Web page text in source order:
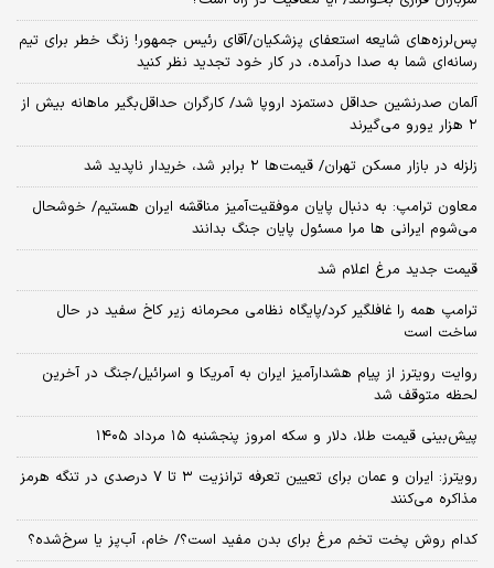
پس‌لرزه‌های شایعه استعفای پزشکیان/آقای رئیس جمهور! زنگ خطر برای تیم
رسانه‌ای شما به صدا درآمده، در کار خود تجدید نظر کنید
آلمان صدرنشین حداقل دستمزد اروپا شد/ کارگران حداقل‌بگیر ماهانه بیش از
۲ هزار یورو می‌گیرند
زلزله در بازار مسکن تهران/ قیمت‌ها ۲ برابر شد، خریدار ناپدید شد
معاون ترامپ: به دنبال پایان موفقیت‌آمیز مناقشه ایران هستیم/ خوشحال
می‌شوم ایرانی ها مرا مسئول پایان جنگ بدانند
قیمت جدید مرغ اعلام شد
ترامپ همه را غافلگیر کرد/پایگاه نظامی محرمانه زیر کاخ سفید در حال
ساخت است
روایت رویترز از پیام هشدارآمیز ایران به آمریکا و اسرائیل/جنگ در آخرین
لحظه متوقف شد
پیش‌بینی قیمت طلا، دلار و سکه امروز پنجشنبه ۱۵ مرداد ۱۴۰۵
رویترز: ایران و عمان برای تعیین تعرفه ترانزیت ۳ تا ۷ درصدی در تنگه هرمز
مذاکره می‌کنند
کدام روش پخت تخم مرغ برای بدن مفید است؟/ خام، آب‌پز یا سرخ‌شده؟